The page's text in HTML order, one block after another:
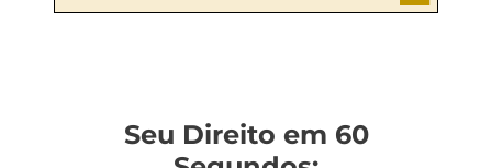
Seu Direito em 60